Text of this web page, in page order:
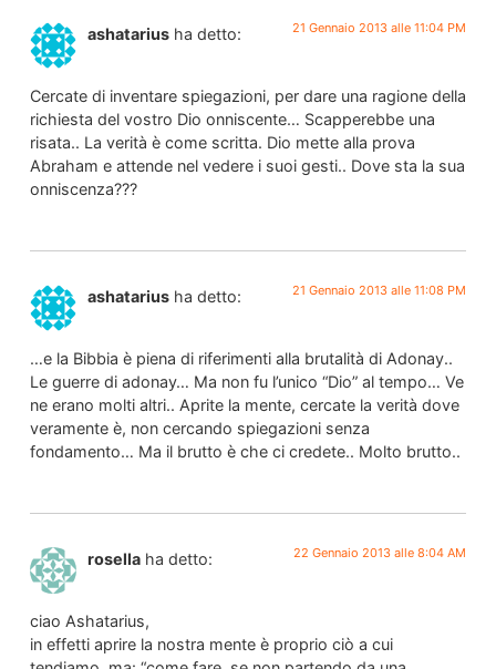
ashatarius ha detto: 21 Gennaio 2013 alle 11:04 PM
Cercate di inventare spiegazioni, per dare una ragione della
richiesta del vostro Dio onniscente… Scapperebbe una
risata.. La verità è come scritta. Dio mette alla prova
Abraham e attende nel vedere i suoi gesti.. Dove sta la sua
onniscenza???
ashatarius ha detto: 21 Gennaio 2013 alle 11:08 PM
…e la Bibbia è piena di riferimenti alla brutalità di Adonay..
Le guerre di adonay… Ma non fu l’unico “Dio” al tempo… Ve
ne erano molti altri.. Aprite la mente, cercate la verità dove
veramente è, non cercando spiegazioni senza
fondamento… Ma il brutto è che ci credete.. Molto brutto..
rosella ha detto: 22 Gennaio 2013 alle 8:04 AM
ciao Ashatarius,
in effetti aprire la nostra mente è proprio ciò a cui